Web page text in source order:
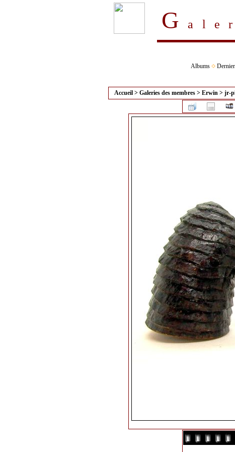
G
Albums
Accueil > Galeries des membres > Erwin > jr-